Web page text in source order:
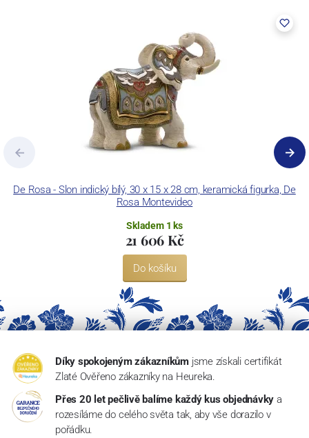
De Rosa - Slon indický bílý, 30 x 15 x 28 cm, keramická figurka, De
Rosa Montevideo
Skladem 1 ks
21 606 Kč
Do košíku
Díky spokojeným zákazníkům jsme získali certifikát
Zlaté Ověřeno zákazníky na Heureka.
Přes 20 let pečlivě balíme každý kus objednávky a
rozesíláme do celého světa tak, aby vše dorazilo v
pořádku.